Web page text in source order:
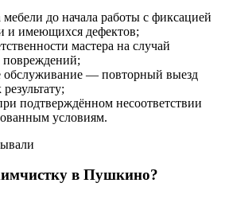
мебели до начала работы с фиксацией
и имеющихся дефектов;
мастера на случай
обслуживание — повторный выезд
подтверждённом несоответствии
условиям.
в Пушкино?